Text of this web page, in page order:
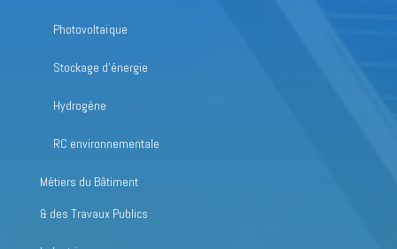
Photovoltaïque
Stockage d’énergie
Hydrogène
RC environnementale
Métiers du Bâtiment
& des Travaux Publics